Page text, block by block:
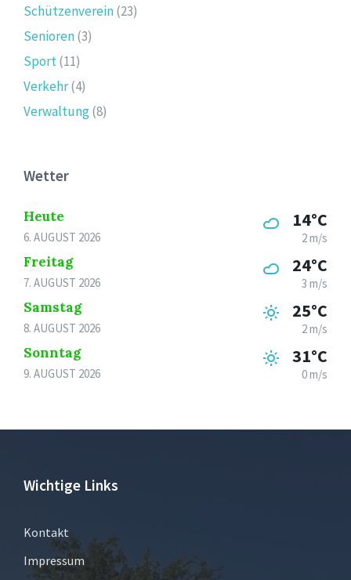
Schützenverein(23)
Senioren(3)
Sport(11)
Verkehr(4)
Verwaltung(8)
Wetter
Heute
6. AUGUST 2026
14°C
2 m/s
Freitag
7. AUGUST 2026
24°C
3 m/s
Samstag
8. AUGUST 2026
25°C
2 m/s
Sonntag
9. AUGUST 2026
31°C
0 m/s
Wichtige Links
Kontakt
Impressum